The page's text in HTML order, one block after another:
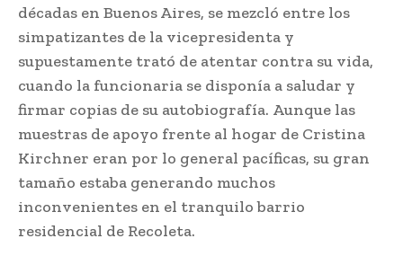
décadas en Buenos Aires, se mezcló entre los
simpatizantes de la vicepresidenta y
supuestamente trató de atentar contra su vida,
cuando la funcionaria se disponía a saludar y
firmar copias de su autobiografía. Aunque las
muestras de apoyo frente al hogar de Cristina
Kirchner eran por lo general pacíficas, su gran
tamaño estaba generando muchos
inconvenientes en el tranquilo barrio
residencial de Recoleta.